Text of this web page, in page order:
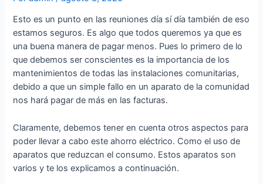
Esto es un punto en las reuniones día sí día también de eso
estamos seguros. Es algo que todos queremos ya que es
una buena manera de pagar menos. Pues lo primero de lo
que debemos ser conscientes es la importancia de los
mantenimientos de todas las instalaciones comunitarias,
debido a que un simple fallo en un aparato de la comunidad
nos hará pagar de más en las facturas.
Claramente, debemos tener en cuenta otros aspectos para
poder llevar a cabo este ahorro eléctrico. Como el uso de
aparatos que reduzcan el consumo. Estos aparatos son
varios y te los explicamos a continuación.